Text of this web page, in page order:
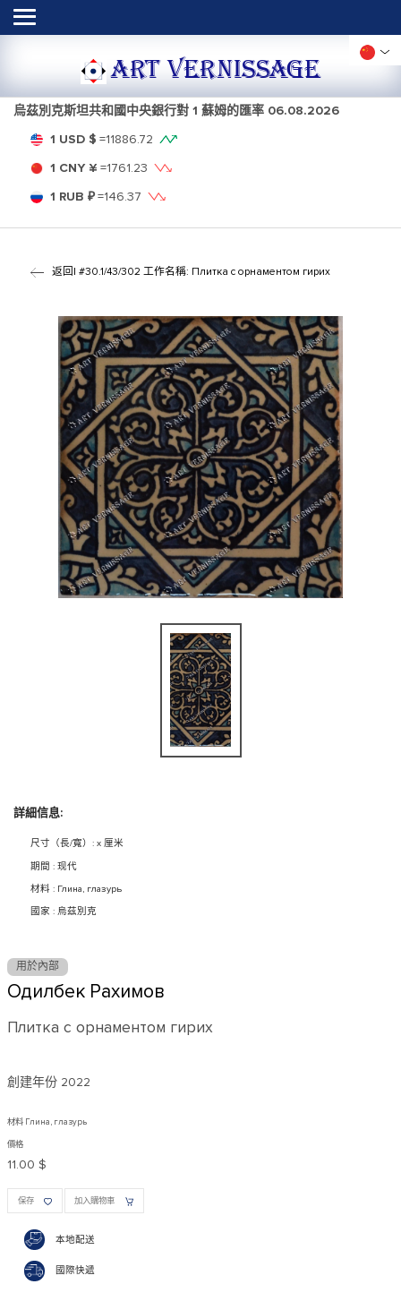
ART VERNISSAGE
烏茲別克斯坦共和國中央銀行對 1 蘇姆的匯率 06.08.2026
1 USD $ =11886.72
1 CNY ¥ =1761.23
1 RUB ₽=146.37
返回| #30.1/43/302 工作名稱: Плитка с орнаментом гирих
詳細信息:
尺寸（長/寬）: x 厘米
期間 : 现代
材料 : Глина, глазурь
國家 : 烏茲別克
用於內部
Одилбек Рахимов
Плитка с орнаментом гирих
創建年份 2022
材料 Глина, глазурь
價格
11.00 $
保存 加入購物車
本地配送
國際快遞